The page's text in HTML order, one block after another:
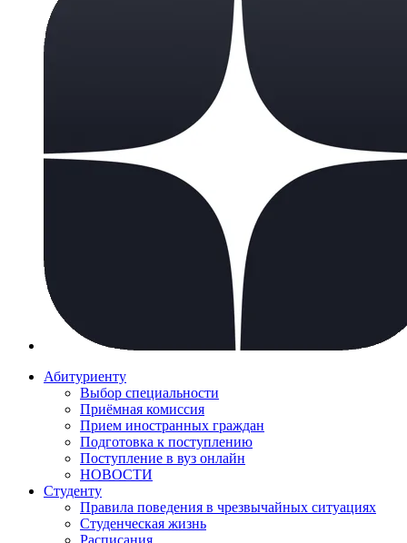
Абитуриенту
Выбор специальности
Приёмная комиссия
Прием иностранных граждан
Подготовка к поступлению
Поступление в вуз онлайн
НОВОСТИ
Студенту
Правила поведения в чрезвычайных ситуациях
Студенческая жизнь
Расписания